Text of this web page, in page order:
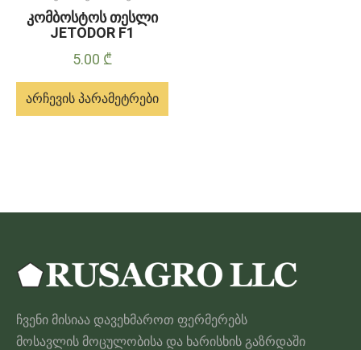
კომბოსტოს თესლი
JETODOR F1
5.00 ₾
არჩევის პარამეტრები
შეიძლება
შეირჩეს
გვერდზე
ჩვენი მისიაა დავეხმაროთ ფერმერებს
მოსავლის მოცულობისა და ხარისხის გაზრდაში